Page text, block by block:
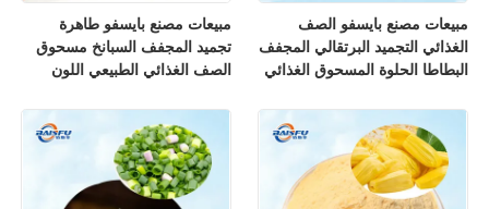
مبيعات مصنع بايسفو طاهرة
تجميد المجفف السبانخ مسحوق
الصف الغذائي الطبيعي اللون
للمخبز
مبيعات مصنع بايسفو الصف
الغذائي التجميد البرتقالي المجفف
البطاطا الحلوة المسحوق الغذائي
للخبز